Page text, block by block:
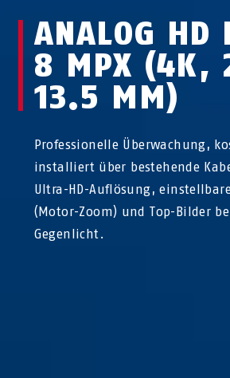
ANALOG HD
8 MPX (4K,
13.5 MM)
Professionelle Überwachung,
installiert über bestehende
Ultra-HD-Auflösung,
(Motor-Zoom) und Top-Bilder
Gegenlicht.